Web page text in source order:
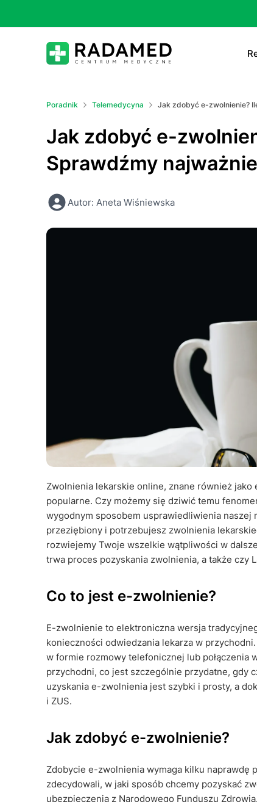
Poradnik Telemedycyna Jak zdobyć e-zwolnienie?
Jak zdobyć e-
Sprawdźmy
Autor: Aneta Wiśniewska
Zwolnienia lekarskie online, znane również
popularne. Czy możemy się dziwić temu
wygodnym sposobem usprawiedliwienia
przeziębiony i potrzebujesz zwolnienia
rozwiejemy Twoje wszelkie wątpliwości w
trwa proces pozyskania zwolnienia, a także czy
Co to jest e-zwolnienie?
E-zwolnienie to elektroniczna wersja
konieczności odwiedzania lekarza w
w formie rozmowy telefonicznej lub połączenia
przychodni, co jest szczególnie przydatne, gdy
uzyskania e-zwolnienia jest szybki i prosty, a
i ZUS.
Jak zdobyć e-zwolnienie?
Zdobycie e-zwolnienia wymaga kilku naprawdę
zdecydowali, w jaki sposób chcemy pozyskać
ubezpieczenia z Narodowego Funduszu